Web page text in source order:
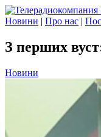
Новини | Про нас |
З перших
Новини